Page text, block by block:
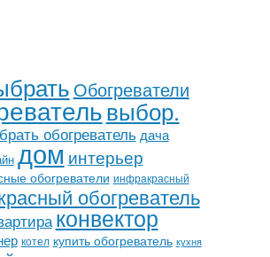
Обогреватели
выбор.
обогреватель дача
дом интерьер
обогреватели инфракрасный
обогреватель
конвектор
котел купить обогреватель кухня